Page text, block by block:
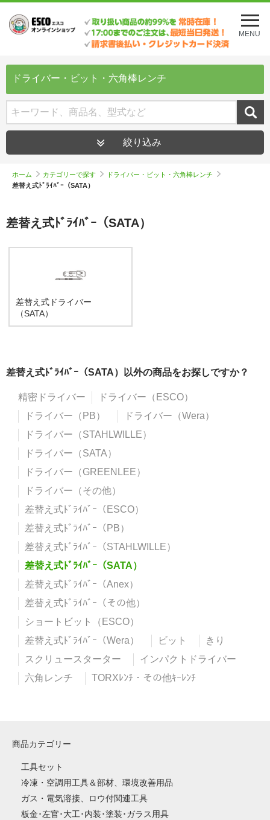
メ
ニ
ュ
を
MENU
ドライバー・ビット・六角棒レンチ
絞り込み
ホーム カテゴリーで探す
ドライバー・ビット・六角棒レンチ
差替え式ﾄﾞﾗｲﾊﾞｰ（SATA）
差替え式ﾄﾞﾗｲﾊﾞｰ（SATA）
差替え式ドライバー
（SATA）
差替え式ﾄﾞﾗｲﾊﾞｰ（SATA）以外の商品をお探しですか？
精密ドライバー
ドライバー（ESCO）
ドライバー（PB）
ドライバー（Wera）
ドライバー（STAHLWILLE）
ドライバー（SATA）
ドライバー（GREENLEE）
ドライバー（その他）
差替え式ﾄﾞﾗｲﾊﾞｰ（ESCO）
差替え式ﾄﾞﾗｲﾊﾞｰ（PB）
差替え式ﾄﾞﾗｲﾊﾞｰ（STAHLWILLE）
差替え式ﾄﾞﾗｲﾊﾞｰ（SATA）
差替え式ﾄﾞﾗｲﾊﾞｰ（Anex）
差替え式ﾄﾞﾗｲﾊﾞｰ（その他）
ショートビット（ESCO）
差替え式ﾄﾞﾗｲﾊﾞｰ（Wera）
ビット
きり
スクリュースターター
インパクトドライバー
六角レンチ
TORXﾚﾝﾁ・その他ｷｰﾚﾝﾁ
商品カテゴリー
工具セット
冷凍・空調用工具＆部材、環境改善用品
ガス・電気溶接、ロウ付関連工具
板金･左官･大工･内装･塗装･ガラス用具